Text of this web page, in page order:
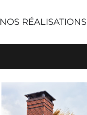
NOS RÉALISATIONS